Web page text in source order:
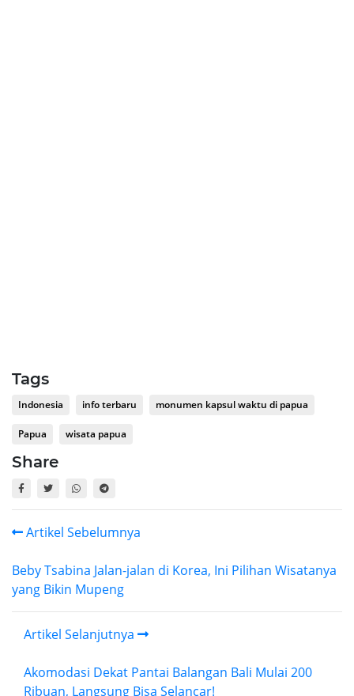
Tags
Indonesia info terbaru monumen kapsul waktu di papua
Papua wisata papua
Share
Artikel Sebelumnya
Beby Tsabina Jalan-jalan di Korea, Ini Pilihan Wisatanya
yang Bikin Mupeng
Artikel Selanjutnya
Akomodasi Dekat Pantai Balangan Bali Mulai 200
Ribuan, Langsung Bisa Selancar!